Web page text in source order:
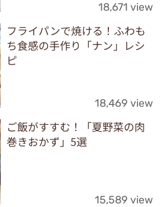
18,671 view
フライパンで焼ける！ふわも
ち食感の手作り「ナン」レシ
ピ
18,469 view
ご飯がすすむ！「夏野菜の肉
巻きおかず」5選
15,589 view